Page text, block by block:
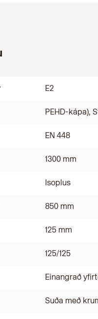
E2
PEHD-kápa),
EN 448
1300 mm
Isoplus
850 mm
125 mm
125/125
Einangrað
Suða með